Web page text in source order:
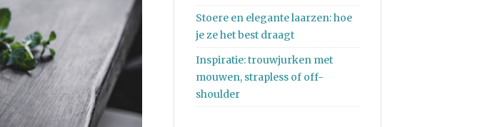
Stoere en elegante laarzen: hoe
je ze het best draagt
Inspiratie: trouwjurken met
mouwen, strapless of off-
shoulder